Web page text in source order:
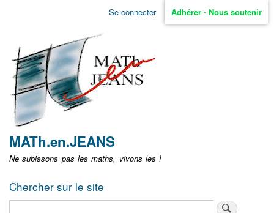
Aller
non
identifié
Se connecter Adhérer - Nous soutenir
MATh.en.JEANS
Ne subissons pas les maths, vivons les !
Chercher sur le site